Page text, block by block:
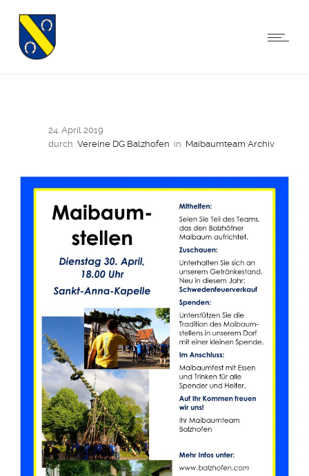
24. April 2019
durch Vereine DG Balzhofen in Maibaumteam Archiv